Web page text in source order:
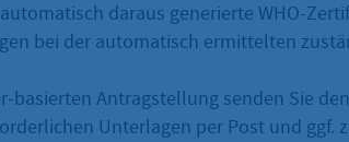
daraus generierte WHO-
bei der automatisch ermittelten
basierten Antragstellung senden Sie
Unterlagen per Post und ggf.